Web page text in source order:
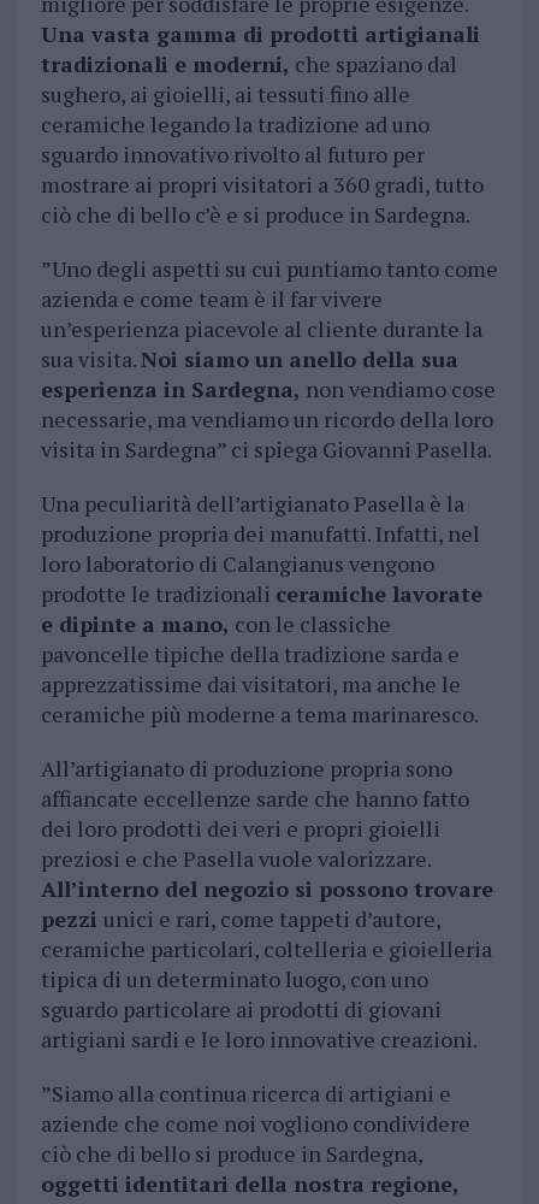
Una vasta gamma di prodotti artigianali
tradizionali e moderni, che spaziano dal
sughero, ai gioielli, ai tessuti fino alle
ceramiche legando la tradizione ad uno
sguardo innovativo rivolto al futuro per
mostrare ai propri visitatori a 360 gradi, tutto
ciò che di bello c’è e si produce in Sardegna.
”Uno degli aspetti su cui puntiamo tanto come
azienda e come team è il far vivere
un’esperienza piacevole al cliente durante la
sua visita.Noi siamo un anello della sua
esperienza in Sardegna, non vendiamo cose
necessarie, ma vendiamo un ricordo della loro
visita in Sardegna” ci spiega Giovanni Pasella.
Una peculiarità dell’artigianato Pasella è la
produzione propria dei manufatti. Infatti, nel
loro laboratorio di Calangianus vengono
prodotte le tradizionali ceramiche lavorate
e dipinte a mano, con le classiche
pavoncelle tipiche della tradizione sarda e
apprezzatissime dai visitatori, ma anche le
ceramiche più moderne a tema marinaresco.
All’artigianato di produzione propria sono
affiancate eccellenze sarde che hanno fatto
dei loro prodotti dei veri e propri gioielli
preziosi e che Pasella vuole valorizzare.
All’interno del negozio si possono trovare
pezzi unici e rari, come tappeti d’autore,
ceramiche particolari, coltelleria e gioielleria
tipica di un determinato luogo, con uno
sguardo particolare ai prodotti di giovani
artigiani sardi e le loro innovative creazioni.
”Siamo alla continua ricerca di artigiani e
aziende che come noi vogliono condividere
ciò che di bello si produce in Sardegna,
oggetti identitari della nostra regione,